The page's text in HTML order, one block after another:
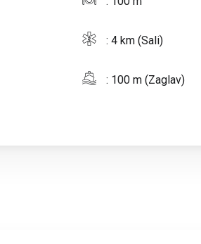
: 4 km (Sali)
: 100 m (Zaglav)